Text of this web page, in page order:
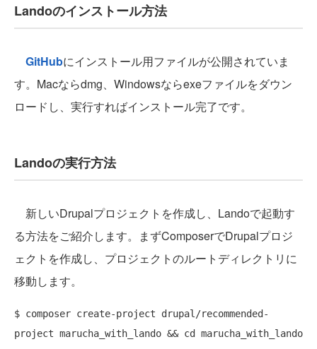
Landoのインストール方法
GitHubにインストール用ファイルが公開されていま
す。Macならdmg、Windowsならexeファイルをダウン
ロードし、実行すればインストール完了です。
Landoの実行方法
新しいDrupalプロジェクトを作成し、Landoで起動す
る方法をご紹介します。まずComposerでDrupalプロジ
ェクトを作成し、プロジェクトのルートディレクトリに
移動します。
$ composer create-project drupal/recommended-